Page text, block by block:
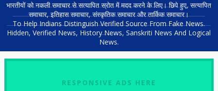
भारतीयों को नकली समाचार से सत्यापित स्रोत में मदद करने के लिए। छिपे हुए, सत्यापित
समाचार, इतिहास समाचार, संस्कृतिक समाचार और तार्किक समाचार।
To Help Indians Distinguish Verified Source From Fake News.
Hidden, Verified News, History News, Sanskriti News And Logical
News.
RESPONSIVE ADS HERE